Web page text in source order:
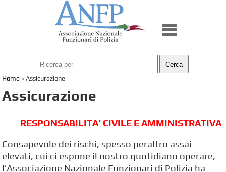
Home »Assicurazione
Assicurazione
RESPONSABILITA’ CIVILE E AMMINISTRATIVA
Consapevole dei rischi, spesso peraltro assai
elevati, cui ci espone il nostro quotidiano operare,
l’Associazione Nazionale Funzionari di Polizia ha